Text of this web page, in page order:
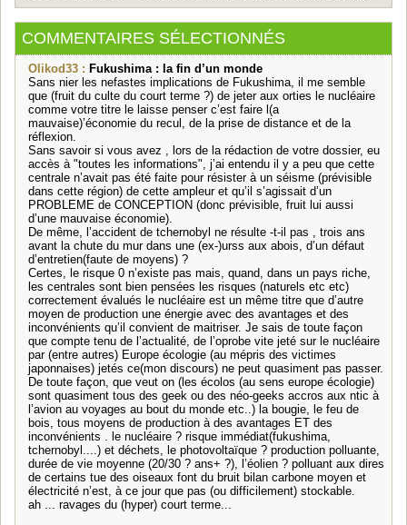
COMMENTAIRES SÉLECTIONNÉS
Olikod33 : Fukushima : la fin d’un monde
Sans nier les nefastes implications de Fukushima, il me semble
que (fruit du culte du court terme ?) de jeter aux orties le nucléaire
comme votre titre le laisse penser c’est faire l(a
mauvaise)’économie du recul, de la prise de distance et de la
réflexion.
Sans savoir si vous avez , lors de la rédaction de votre dossier, eu
accès à "toutes les informations", j’ai entendu il y a peu que cette
centrale n’avait pas été faite pour résister à un séisme (prévisible
dans cette région) de cette ampleur et qu’il s’agissait d’un
PROBLEME de CONCEPTION (donc prévisible, fruit lui aussi
d’une mauvaise économie).
De même, l’accident de tchernobyl ne résulte -t-il pas , trois ans
avant la chute du mur dans une (ex-)urss aux abois, d’un défaut
d’entretien(faute de moyens) ?
Certes, le risque 0 n’existe pas mais, quand, dans un pays riche,
les centrales sont bien pensées les risques (naturels etc etc)
correctement évalués le nucléaire est un même titre que d’autre
moyen de production une énergie avec des avantages et des
inconvénients qu’il convient de maitriser. Je sais de toute façon
que compte tenu de l’actualité, de l’oprobe vite jeté sur le nucléaire
par (entre autres) Europe écologie (au mépris des victimes
japonnaises) jetés ce(mon discours) ne peut quasiment pas passer.
De toute façon, que veut on (les écolos (au sens europe écologie)
sont quasiment tous des geek ou des néo-geeks accros aux ntic à
l’avion au voyages au bout du monde etc..) la bougie, le feu de
bois, tous moyens de production à des avantages ET des
inconvénients . le nucléaire ? risque immédiat(fukushima,
tchernobyl....) et déchets, le photovoltaïque ? production polluante,
durée de vie moyenne (20/30 ? ans+ ?), l’éolien ? polluant aux dires
de certains tue des oiseaux font du bruit bilan carbone moyen et
électricité n’est, à ce jour que pas (ou difficilement) stockable.
ah ... ravages du (hyper) court terme...